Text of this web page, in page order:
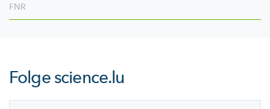
FNR
Folgescience.lu